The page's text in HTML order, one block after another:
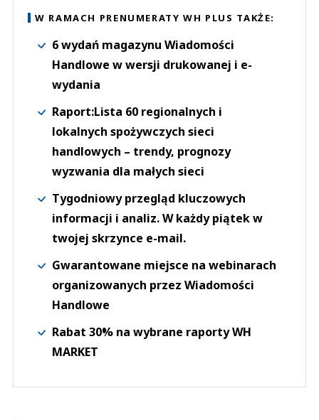
W RAMACH PRENUMERATY WH PLUS TAKŻE:
6 wydań magazynu Wiadomości
Handlowe w wersji drukowanej i e-
wydania
Raport:Lista 60 regionalnych i
lokalnych spożywczych sieci
handlowych – trendy, prognozy
wyzwania dla małych sieci
Tygodniowy przegląd kluczowych
informacji i analiz. W każdy piątek w
twojej skrzynce e-mail.
Gwarantowane miejsce na webinarach
organizowanych przez Wiadomości
Handlowe
Rabat 30% na wybrane raporty WH
MARKET